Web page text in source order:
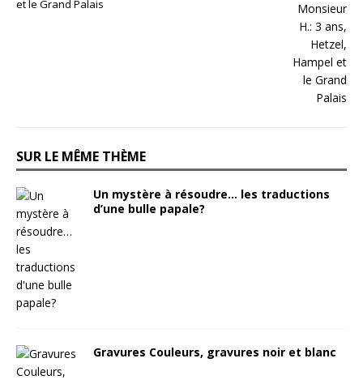
et le Grand Palais
SUR LE MÊME THÈME
Un mystère à résoudre… les traductions
d’une bulle papale?
Gravures Couleurs, gravures noir et blanc